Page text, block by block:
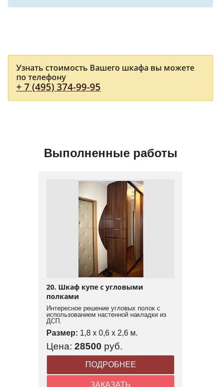
Узнать стоимость Вашего шкафа вы можете
по телефону
+ 7 (495) 374-99-95
Выполненные работы
20. Шкаф купе с угловыми
полками
Интересное решение угловых полок с
использованием настенной накладки из
ДСП.
Размер: 1,8 x 0,6 x 2,6 м.
Цена: 28500 руб.
ПОДРОБНЕЕ
ЗАКАЗАТЬ